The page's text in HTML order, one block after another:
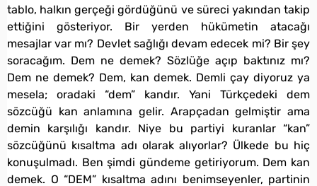
tablo, halkın gerçeği gördüğünü ve süreci yakından takip
ettiğini gösteriyor. Bir yerden hükümetin atacağı
mesajlar var mı? Devlet sağlığı devam edecek mi? Bir şey
soracağım. Dem ne demek? Sözlüğe açıp baktınız mı?
Dem ne demek? Dem, kan demek. Demli çay diyoruz ya
mesela; oradaki “dem” kandır. Yani Türkçedeki dem
sözcüğü kan anlamına gelir. Arapçadan gelmiştir ama
demin karşılığı kandır. Niye bu partiyi kuranlar “kan”
sözcüğünü kısaltma adı olarak alıyorlar? Ülkede bu hiç
konuşulmadı. Ben şimdi gündeme getiriyorum. Dem kan
demek. O “DEM” kısaltma adını benimseyenler, partinin